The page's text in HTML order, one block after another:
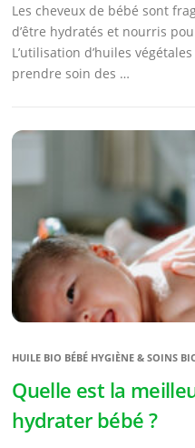
Les cheveux de bébé sont
d’être hydratés et nourris
L’utilisation d’huiles
prendre soin des …
HUILE BIO BÉBÉ HYGIÈNE & SOINS
Quelle est la
hydrater bébé ?